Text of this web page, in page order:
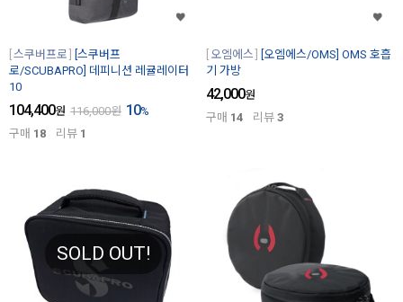
스쿠버프로
[스쿠버프
로/SCUBAPRO] 데피니션 레귤레이터
10
104,400원 116,000원 10%
구매 18 리뷰 1
오엠에스
[오엠에스/OMS] OMS 호흡
기 가방
42,000원
구매 14 리뷰 3
SOLD OUT!